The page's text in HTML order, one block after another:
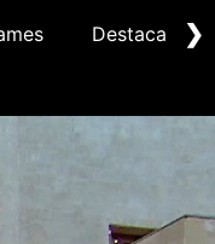
Destacat ❯